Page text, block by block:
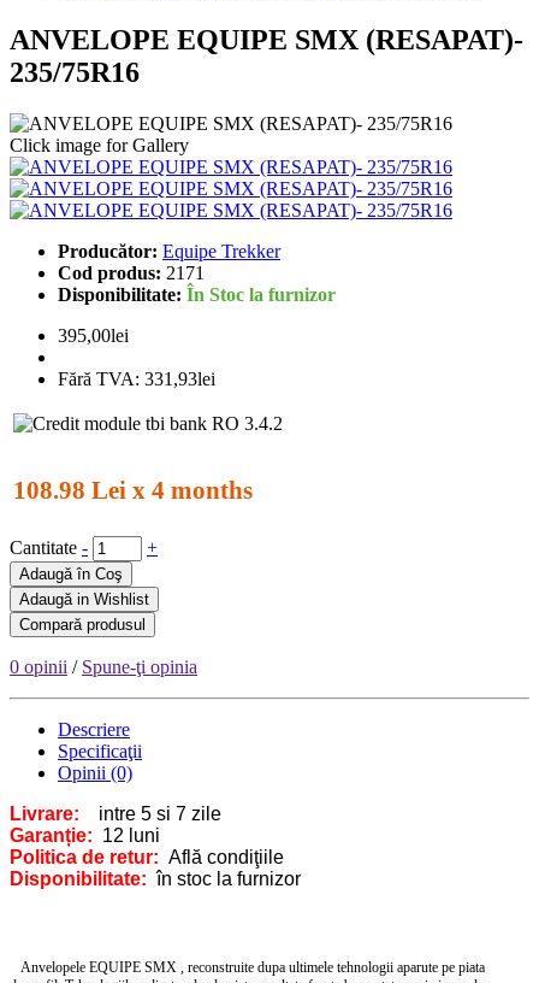
ANVELOPE EQUIPE SMX (RESAPAT)-
235/75R16
Click image for Gallery
Producător: Equipe Trekker
Cod produs: 2171
Disponibilitate: În Stoc la furnizor
395,00lei
Fără TVA: 331,93lei
108.98 Lei x 4 months
Cantitate - +
Adaugă în Coş
Adaugă in Wishlist
Compară produsul
0 opinii / Spune-ţi opinia
Descriere
Specificaţii
Opinii (0)
Livrare:
intre 5 si 7 zile
Garanție: 12 luni
Politica de retur: Află condiţiile
Disponibilitate: în stoc la furnizor
Anvelopele EQUIPE SMX , reconstruite dupa ultimele tehnologii aparute pe piata